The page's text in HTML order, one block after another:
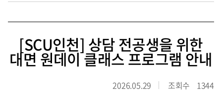
[SCU인천] 상담 전공생을 위한
대면 원데이 클래스 프로그램 안내
2026.05.29 조회수 1344